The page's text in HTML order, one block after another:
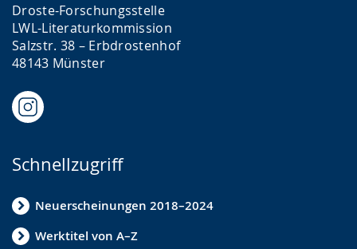
Droste-Forschungsstelle
LWL-Literaturkommission
Salzstr. 38 – Erbdrostenhof
48143 Münster
Schnellzugriff
Neuerscheinungen 2018–2024
Werktitel von A–Z